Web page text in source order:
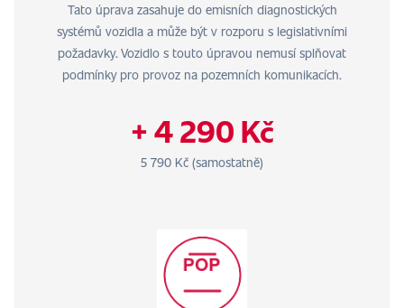
Tato úprava zasahuje do emisních diagnostických
systémů vozidla a může být v rozporu s legislativními
požadavky. Vozidlo s touto úpravou nemusí splňovat
podmínky pro provoz na pozemních komunikacích.
+ 4 290 Kč
5 790 Kč (samostatně)